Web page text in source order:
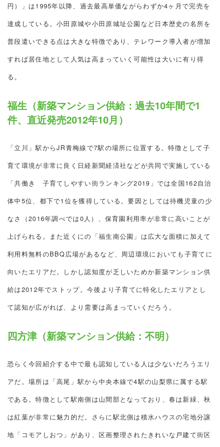
円）」は1995年以降、過去最高単価ながらわずか4ヶ月で完売を
達成している。小田原城や小田原城址公園など日本歴史の名所を
普段遣いできる点は大きな特徴であり、テレワーク導入者が増加
すれば居住地として人気は高まっていく可能性は大いに有り得
る。
福生（新築マンション供給：過去10年間で1
件、直近発売2012年10月）
「立川」駅からJR青梅線で7駅の場所に位置する。特徴として子
育て環境が非常に良く日経新聞経済社などが共同で実施している
「共働き 子育てしやすい街ランキング2019」では全国162自治
体中5位、都下で1位を獲得している。要因としては待機児童の少
なさ（2016年調べでは0人）、保育園利用率が非常に高いことが
上げられる。また近くにの「福生南公園」は広大な面積に加えて
利用料無料のBBQ広場があるなど、周辺環境においても子育てに
向いたエリアだ。しかし認知度が乏しいためか新築マンション供
給は2012年でストップ。今後より子育てに特化したエリアとし
て認知が広がれば、より需要は高まっていくだろう。
四方津（新築マンション供給：不明）
恐らく今回紹介する中で最も認知している人は少ないだろうエリ
アだ。場所は「高尾」駅から中央本線で4駅の山梨県に属する駅
である。特徴として駅南側は山間部となっており、春は新緑、秋
は紅葉が非常に魅力的だ。さらに駅北側は積水ハウスの宅地分譲
地「コモアしおつ」があり、区画整理されたきれいな戸建て街区